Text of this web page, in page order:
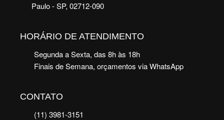
CONTATO
(11) 3981-3151
HORÁRIO DE ATENDIMENTO
Segunda a Sexta, das 8h às 18h
Finais de Semana, orçamentos via WhatsApp
Paulo - SP, 02712-090